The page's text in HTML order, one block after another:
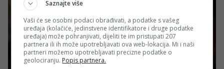
Saznajte više
Vaši će se osobni podaci obrađivati, a podatke s vašeg
uređaja (kolačiće, jedinstvene identifikatore i druge podatke
uređaja) može pohranjivati, dijeliti te im pristupati 207
partnera ili ih može upotrebljavati ova web-lokacija. Mi i naši
partneri možemo upotrebljavati precizne podatke o
geolociranju. Popis partnera.